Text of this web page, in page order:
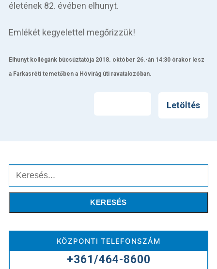
életének 82. évében elhunyt.
Emlékét kegyelettel megőrizzük!
Elhunyt kollégánk búcsúztatója 2018. október 26.-án 14:30 órakor lesz
a Farkasréti temetőben a Hóvirág úti ravatalozóban.
Letöltés
Keresés
KERESÉS
KÖZPONTI TELEFONSZÁM
+361/464-8600